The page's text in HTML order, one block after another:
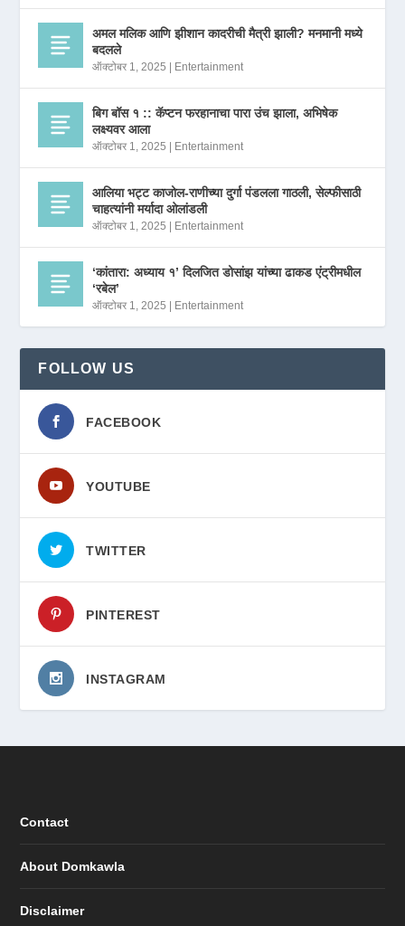
अमल मलिक आणि झीशान कादरीची मैत्री झाली? मनमानी मध्ये
बदलले
ऑक्टोबर 1, 2025 | Entertainment
बिग बॉस १ :: कॅप्टन फरहानाचा पारा उंच झाला, अभिषेक
लक्ष्यवर आला
ऑक्टोबर 1, 2025 | Entertainment
आलिया भट्ट काजोल-राणीच्या दुर्गा पंडलला गाठली, सेल्फीसाठी
चाहत्यांनी मर्यादा ओलांडली
ऑक्टोबर 1, 2025 | Entertainment
‘कांतारा: अध्याय १’ दिलजित डोसांझ यांच्या ढाकड एंट्रीमधील
‘रबेल’
ऑक्टोबर 1, 2025 | Entertainment
FOLLOW US
FACEBOOK
YOUTUBE
TWITTER
PINTEREST
INSTAGRAM
Contact
About Domkawla
Disclaimer